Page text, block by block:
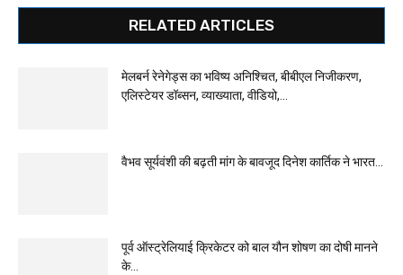
RELATED ARTICLES
मेलबर्न रेनेगेड्स का भविष्य अनिश्चित, बीबीएल निजीकरण,
एलिस्टेयर डॉब्सन, व्याख्याता, वीडियो,...
वैभव सूर्यवंशी की बढ़ती मांग के बावजूद दिनेश कार्तिक ने भारत...
पूर्व ऑस्ट्रेलियाई क्रिकेटर को बाल यौन शोषण का दोषी मानने
के...